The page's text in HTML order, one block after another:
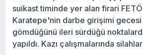
suikast timinde yer alan firari
Karatepe'nin darbe girişimi
gömdüğünü ileri sürdüğü
yapıldı. Kazı çalışmalarında